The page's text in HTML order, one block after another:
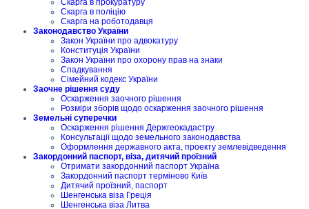
Скарга в прокуратуру
Скарга в поліцію
Скарга на роботодавця
Законодавство України
Закон України про адвокатуру
Конституція України
Закон України про охорону прав на знаки
Спадкування
Сімейний кодекс України
Заочне рішення суду
Оскарження заочного рішення
Розміри зборів щодо оскарження заочного рішення
Земельні суперечки
Оскарження рішення Держгеокадастру
Консультації щодо земельного законодавства
Оформлення державного акта, проекту землевідведення
Закордонний паспорт, віза, дитячий проїзний
Отримати закордонний паспорт Україна
Закордонний паспорт терміново Київ
Дитячий проїзний, паспорт
Шенгенська віза Греція
Шенгенська віза Литва